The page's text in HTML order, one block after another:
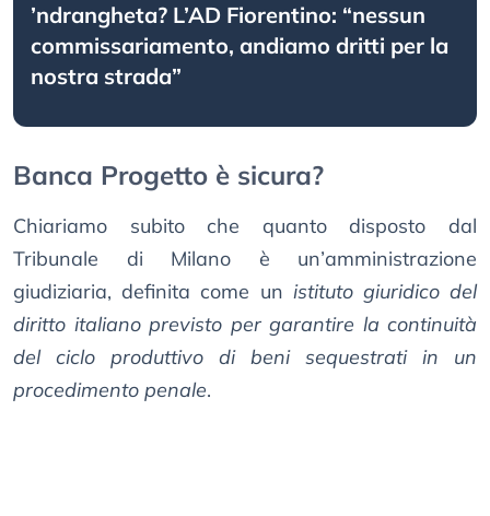
’ndrangheta? L’AD Fiorentino: “nessun
commissariamento, andiamo dritti per la
nostra strada”
Banca Progetto è sicura?
Chiariamo subito che quanto disposto dal
Tribunale di Milano è un’amministrazione
giudiziaria, definita come un istituto giuridico del
diritto italiano previsto per garantire la continuità
del ciclo produttivo di beni sequestrati in un
procedimento penale.